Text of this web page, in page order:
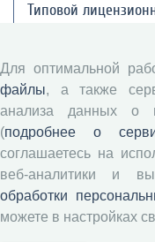
Типовой
Согласие на
Авторские права
Рецензентам
Памятка рецензенту
Положение о
Для оптимальной
файлы, а также
анализа данных о
(подробнее о
соглашаетесь на
веб-аналитики и
обработки
можете в настройках